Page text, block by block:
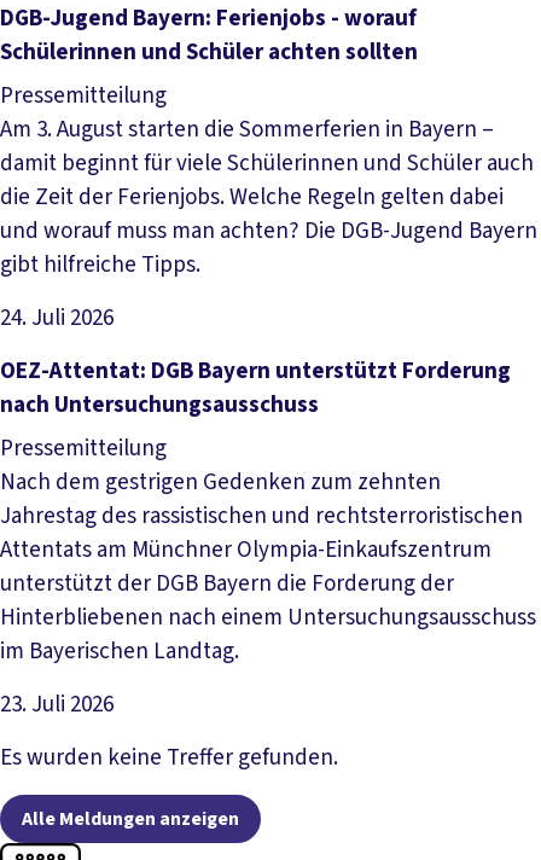
Artikel lesen
DGB-Jugend Bayern: Ferienjobs - worauf
Schülerinnen und Schüler achten sollten
Pressemitteilung
Am 3. August starten die Sommerferien in Bayern –
damit beginnt für viele Schülerinnen und Schüler auch
die Zeit der Ferienjobs. Welche Regeln gelten dabei
und worauf muss man achten? Die DGB-Jugend Bayern
gibt hilfreiche Tipps.
24. Juli 2026
Artikel lesen
OEZ-Attentat: DGB Bayern unterstützt Forderung
nach Untersuchungsausschuss
Pressemitteilung
Nach dem gestrigen Gedenken zum zehnten
Jahrestag des rassistischen und rechtsterroristischen
Attentats am Münchner Olympia-Einkaufszentrum
unterstützt der DGB Bayern die Forderung der
Hinterbliebenen nach einem Untersuchungsausschuss
im Bayerischen Landtag.
23. Juli 2026
Artikel lesen
Es wurden keine Treffer gefunden.
Alle Meldungen anzeigen